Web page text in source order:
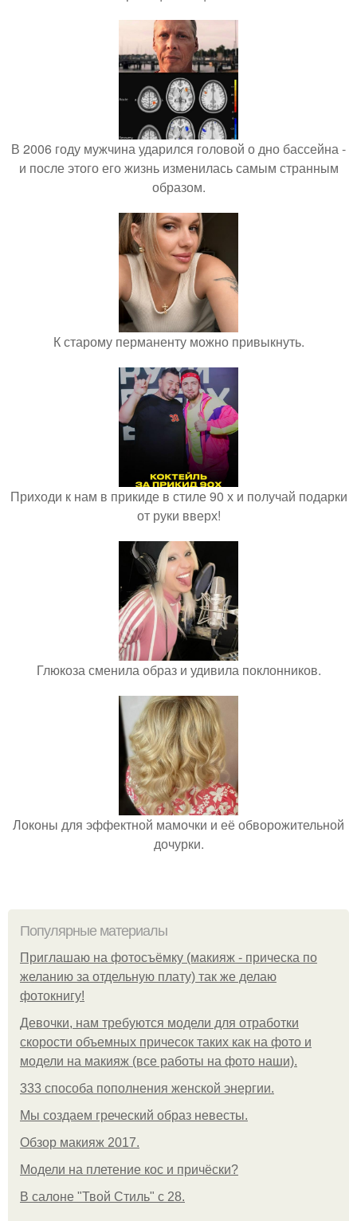
В 2006 году мужчина ударился головой о дно бассейна -
и после этого его жизнь изменилась самым странным
образом.
К старому перманенту можно привыкнуть.
Приходи к нам в прикиде в стиле 90 х и получай подарки
от руки вверх!
Глюкоза сменила образ и удивила поклонников.
Локоны для эффектной мамочки и её обворожительной
дочурки.
Популярные материалы
Приглашаю на фотосъёмку (макияж - прическа по
желанию за отдельную плату) так же делаю
фотокнигу!
Девочки, нам требуются модели для отработки
скорости объемных причесок таких как на фото и
модели на макияж (все работы на фото наши).
333 способа пополнения женской энергии.
Мы создаем греческий образ невесты.
Обзор макияж 2017.
Модели на плетение кос и причёски?
В салоне "Твой Стиль" с 28.